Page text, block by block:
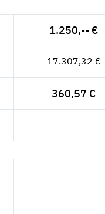
1.250,-- €
17.307,32 €
360,57 €